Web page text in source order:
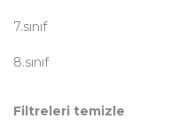
7.sınıf
8.sınıf
Filtreleri temizle